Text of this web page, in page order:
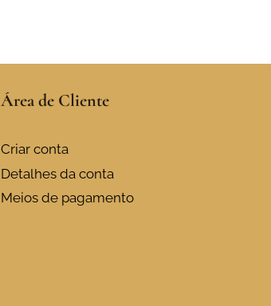
Área de Cliente
Criar conta
Detalhes da conta
Meios de pagamento